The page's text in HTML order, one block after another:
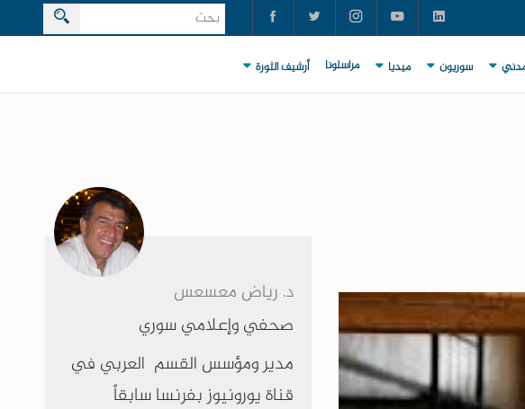
سوريون ميديا مراسلونا أرشيف الثورة
د. رياض معسعس
صحفي وإعلامي سوري
مدير ومؤسس القسم العربي في
قناة يورونيوز بفرنسا سابقاً